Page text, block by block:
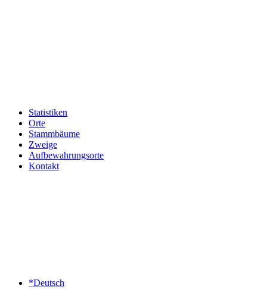
Statistiken
Orte
Stammbäume
Zweige
Aufbewahrungsorte
Kontakt
*Deutsch